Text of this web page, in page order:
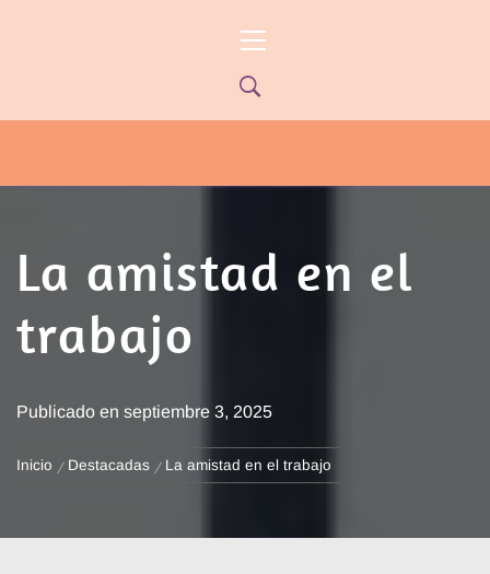
principal
ONCE PARANÁ YOUTUBE/PYPNEWS –
La amistad en el
trabajo
Publicado en septiembre 3, 2025
Inicio Destacadas La amistad en el trabajo